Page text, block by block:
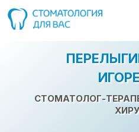
CТОМАТОЛОГ-
Запись на приём к